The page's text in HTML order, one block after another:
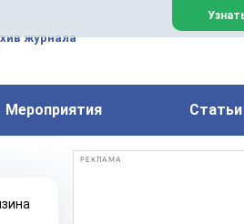
обслуживанием
металлургических
журнала
Мероприятия
РЕКЛАМА